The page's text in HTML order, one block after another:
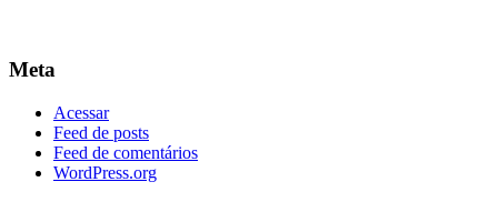
Meta
Acessar
Feed de posts
Feed de comentários
WordPress.org